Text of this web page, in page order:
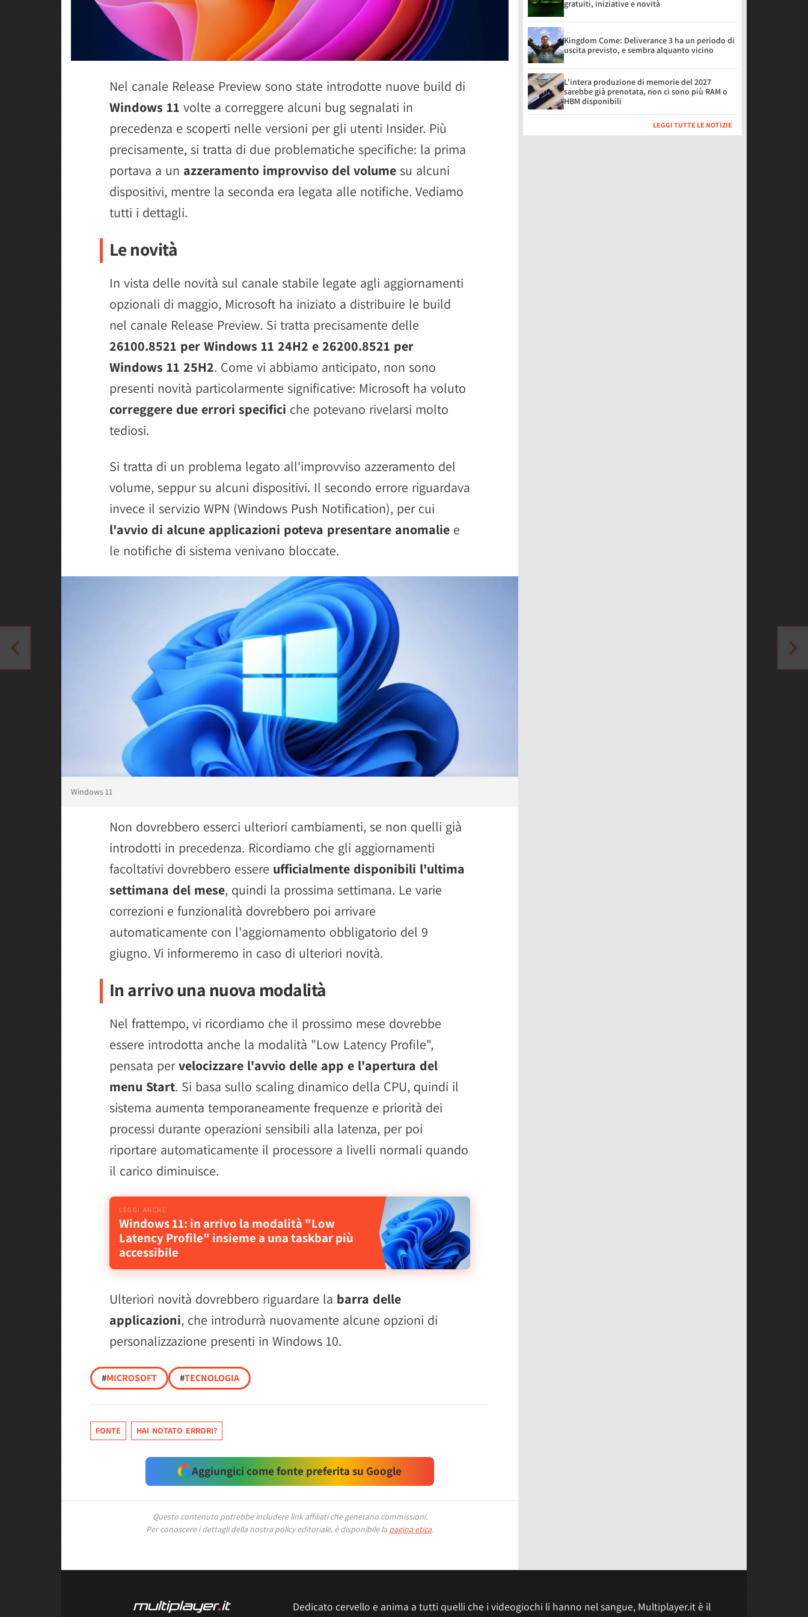
Nel canale Release Preview sono state introdotte nuove build di
Windows 11 volte a correggere alcuni bug segnalati in
precedenza e scoperti nelle versioni per gli utenti Insider. Più
precisamente, si tratta di due problematiche specifiche: la prima
portava a un azzeramento improvviso del volume su alcuni
dispositivi, mentre la seconda era legata alle notifiche. Vediamo
tutti i dettagli.
Le novità
In vista delle novità sul canale stabile legate agli aggiornamenti
opzionali di maggio, Microsoft ha iniziato a distribuire le build
nel canale Release Preview. Si tratta precisamente delle
26100.8521 per Windows 11 24H2 e 26200.8521 per
Windows 11 25H2. Come vi abbiamo anticipato, non sono
presenti novità particolarmente significative: Microsoft ha voluto
correggere due errori specifici che potevano rivelarsi molto
tediosi.
Si tratta di un problema legato all'improvviso azzeramento del
volume, seppur su alcuni dispositivi. Il secondo errore riguardava
invece il servizio WPN (Windows Push Notification), per cui
l'avvio di alcune applicazioni poteva presentare anomalie e
le notifiche di sistema venivano bloccate.
Windows 11
Non dovrebbero esserci ulteriori cambiamenti, se non quelli già
introdotti in precedenza. Ricordiamo che gli aggiornamenti
facoltativi dovrebbero essere ufficialmente disponibili l'ultima
settimana del mese, quindi la prossima settimana. Le varie
correzioni e funzionalità dovrebbero poi arrivare
automaticamente con l'aggiornamento obbligatorio del 9
giugno. Vi informeremo in caso di ulteriori novità.
In arrivo una nuova modalità
Nel frattempo, vi ricordiamo che il prossimo mese dovrebbe
essere introdotta anche la modalità "Low Latency Profile",
pensata pervelocizzare l'avvio delle app e l'apertura del
menu Start. Si basa sullo scaling dinamico della CPU, quindi il
sistema aumenta temporaneamente frequenze e priorità dei
processi durante operazioni sensibili alla latenza, per poi
riportare automaticamente il processore a livelli normali quando
il carico diminuisce.
Windows 11: in arrivo la modalità "Low
Latency Profile" insieme a una taskbar più
accessibile
Ulteriori novità dovrebbero riguardare la barra delle
applicazioni, che introdurrà nuovamente alcune opzioni di
personalizzazione presenti in Windows 10.
#MICROSOFT #TECNOLOGIA
FONTE HAI NOTATO ERRORI?
Aggiungici come fonte preferita su Google
Questo contenuto potrebbe includere link affiliati che generano commissioni.
Per conoscere i dettagli della nostra policy editoriale, è disponibile la pagina etica.
gratuiti, iniziative e novità
Kingdom Come: Deliverance 3 ha un periodo di
uscita previsto, e sembra alquanto vicino
L'intera produzione di memorie del 2027
sarebbe già prenotata, non ci sono più RAM o
HBM disponibili
LEGGI TUTTE LE NOTIZIE
Dedicato cervello e anima a tutti quelli che i videogiochi li hanno nel sangue, Multiplayer.it è il